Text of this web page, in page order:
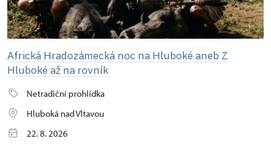
Africká Hradozámecká noc na Hluboké aneb Z
Hluboké až na rovník
Netradiční prohlídka
Hluboká nad Vltavou
22. 8. 2026